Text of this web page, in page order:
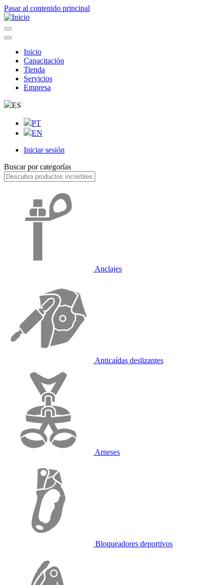
Pasar al contenido principal
Navegação
principal
Inicio
Capacitación
Tienda
Servicios
Empresa
ES
PT
EN
account
menu
Iniciar sesión
Buscar por categorías
Anclajes
Anticaídas deslizantes
Arneses
Bloqueadores deportivos